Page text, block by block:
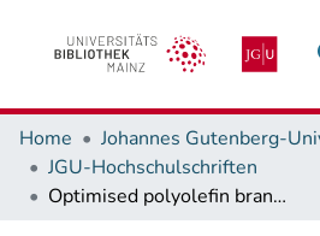
Home
JGU-Hochschulschriften
Optimised polyolefin branch quantification by 13 C NMR spectroscopy